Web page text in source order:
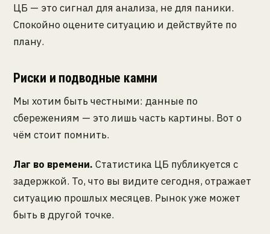
ЦБ — это сигнал для анализа, не для паники.
Спокойно оцените ситуацию и действуйте по
плану.
Риски и подводные камни
Мы хотим быть честными: данные по
сбережениям — это лишь часть картины. Вот о
чём стоит помнить.
Лаг во времени. Статистика ЦБ публикуется с
задержкой. То, что вы видите сегодня, отражает
ситуацию прошлых месяцев. Рынок уже может
быть в другой точке.